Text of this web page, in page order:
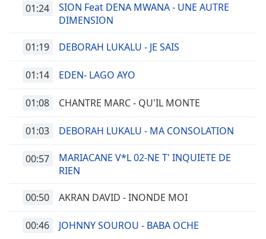
01:24
SION Feat DENA MWANA - UNE AUTRE
DIMENSION
01:19 DEBORAH LUKALU - JE SAIS
01:14 EDEN- LAGO AYO
01:08 CHANTRE MARC - QU'IL MONTE
01:03 DEBORAH LUKALU - MA CONSOLATION
00:57
MARIACANE V*L 02-NE T' INQUIETE DE
RIEN
00:50 AKRAN DAVID - INONDE MOI
00:46 JOHNNY SOUROU - BABA OCHE